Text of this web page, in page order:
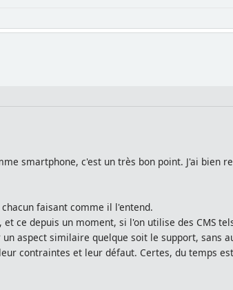
smartphone, c'est un très bon point. J'ai bien
faisant comme il l'entend.
ce depuis un moment, si l'on utilise des CMS
aspect similaire quelque soit le support, sans
contraintes et leur défaut. Certes, du temps